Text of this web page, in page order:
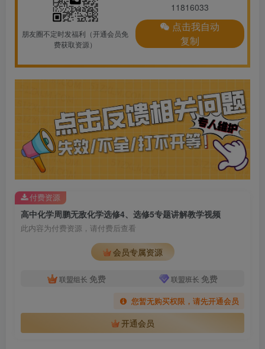
朋友圈不定时发福利（开通会员免
费获取资源）
11816033
点击我自动
复制
高中化学周鹏无敌化学选修4、选修5专题讲解教学视频
此内容为付费资源，请付费后查看
会员专属资源
联盟组长 免费 联盟班长 免费
您暂无购买权限，请先开通会员
开通会员
付费资源